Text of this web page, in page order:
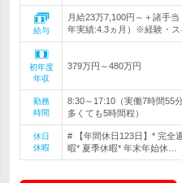
給与
月給23万7,100円～＋諸手
年実績:4.3ヵ月）※経験・ス
初年度
年収
379万円～480万円
勤務
時間
8:30～17:10（実働7時間55
多くても5時間程）
休日
休暇
# 【年間休日123日】* 完全
暇* 夏季休暇* 年末年始休…